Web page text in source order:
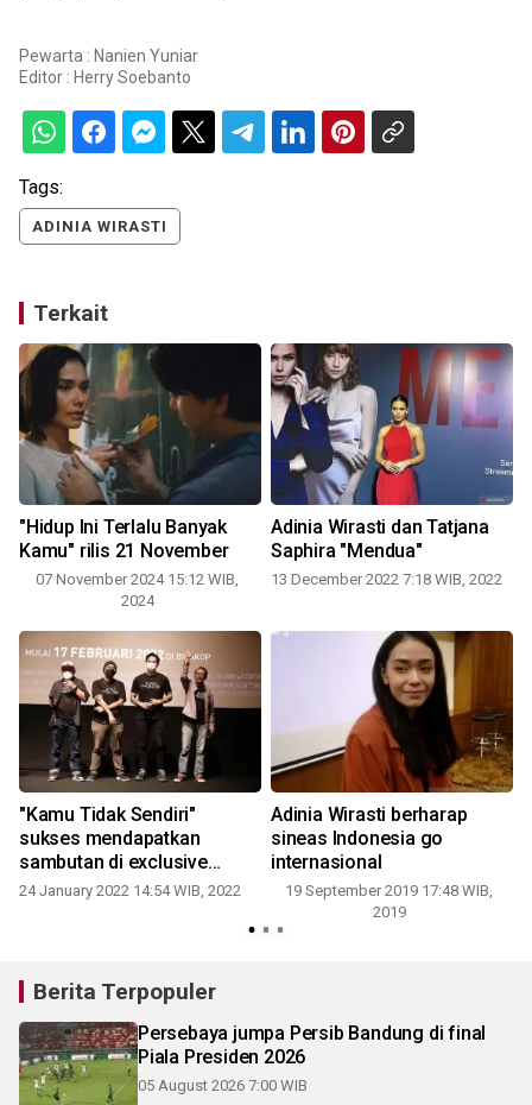
Pewarta : Nanien Yuniar
Editor : Herry Soebanto
Tags:
ADINIA WIRASTI
Terkait
"Hidup Ini Terlalu Banyak
Kamu" rilis 21 November
07 November 2024 15:12 WIB,
2024
Adinia Wirasti dan Tatjana
Saphira "Mendua"
13 December 2022 7:18 WIB, 2022
"Kamu Tidak Sendiri"
sukses mendapatkan
sambutan di exclusive
screening
24 January 2022 14:54 WIB, 2022
Adinia Wirasti berharap
sineas Indonesia go
internasional
19 September 2019 17:48 WIB,
2019
Berita Terpopuler
Persebaya jumpa Persib Bandung di final
Piala Presiden 2026
05 August 2026 7:00 WIB